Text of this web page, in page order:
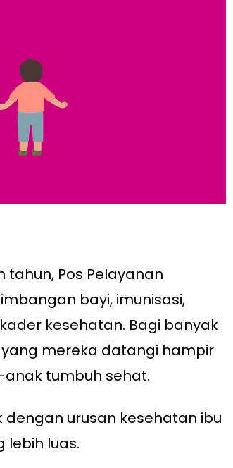
tahun, Pos Pelayanan
bayi, imunisasi,
kesehatan. Bagi banyak
mereka datangi hampir
tumbuh sehat.
dengan urusan kesehatan ibu
lebih luas.